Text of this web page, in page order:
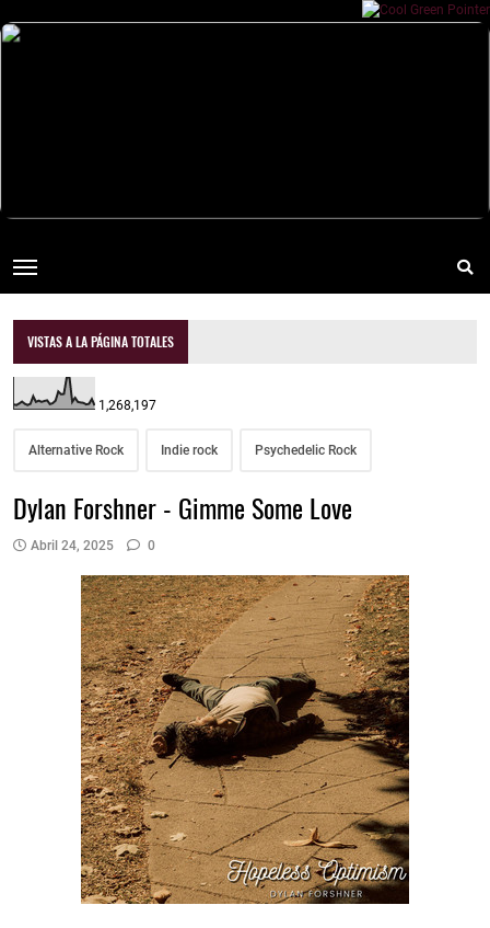
VISTAS A LA PÁGINA TOTALES
1,268,197
Alternative Rock Indie rock Psychedelic Rock
Dylan Forshner - Gimme Some Love
Abril 24, 2025 0